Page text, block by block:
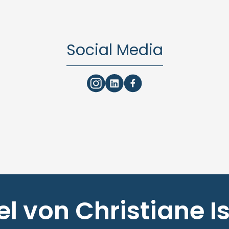
Social Media
von Christiane